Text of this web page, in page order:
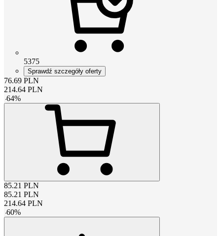
5375
Sprawdź szczegóły oferty
76.69 PLN
214.64 PLN
-64%
85.21 PLN
85.21 PLN
214.64 PLN
-60%